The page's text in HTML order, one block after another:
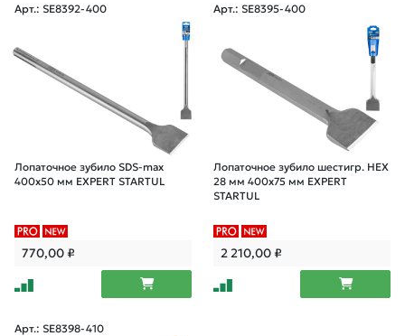
Арт.: SE8392-400
Лопаточное зубило SDS-max
400х50 мм EXPERT STARTUL
770,00₽
Арт.: SE8395-400
Лопаточное зубило шестигр. HEX
28 мм 400x75 мм EXPERT
STARTUL
2 210,00₽
Арт.: SE8398-410